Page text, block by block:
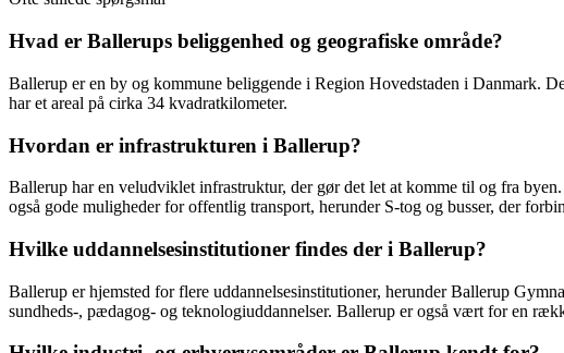
Hvad er Ballerups beliggenhed og geografiske område?
Ballerup er en by og kommune beliggende i Region Hovedstaden i Danmark.
har et areal på cirka 34 kvadratkilometer.
Hvordan er infrastrukturen i Ballerup?
Ballerup har en veludviklet infrastruktur, der gør det let at komme til og fra
også gode muligheder for offentlig transport, herunder S-tog og busser, der
Hvilke uddannelsesinstitutioner findes der i Ballerup?
Ballerup er hjemsted for flere uddannelsesinstitutioner, herunder Ballerup
sundheds-, pædagog- og teknologiuddannelser. Ballerup er også vært for en